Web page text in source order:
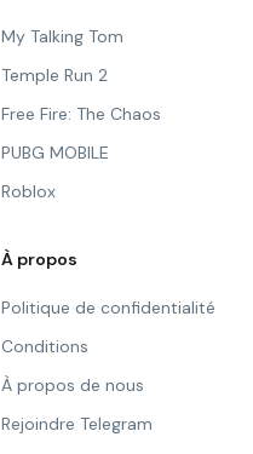
My Talking Tom
Temple Run 2
Free Fire: The Chaos
PUBG MOBILE
Roblox
À propos
Politique de confidentialité
Conditions
À propos de nous
Rejoindre Telegram